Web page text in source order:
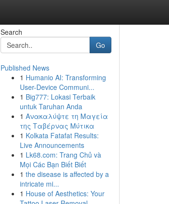
Search
Go
Published News
1 Humanio AI: Transforming
User-Device Communi...
1 Big777: Lokasi Terbaik
untuk Taruhan Anda
1 Ανακαλύψτε τη Μαγεία
της Ταβέρνας Μύτικα
1 Kolkata Fatafat Results:
Live Announcements
1 Lk68.com: Trang Chủ và
Mọi Các Bạn Biết Biết
1 the disease is affected by a
intricate mi...
1 House of Aesthetics: Your